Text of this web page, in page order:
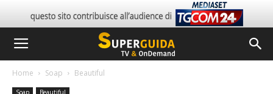
Home Soap Beautiful
Soap Beautiful